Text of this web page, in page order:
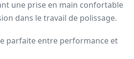
une prise en main confortable
dans le travail de polissage.
parfaite entre performance et